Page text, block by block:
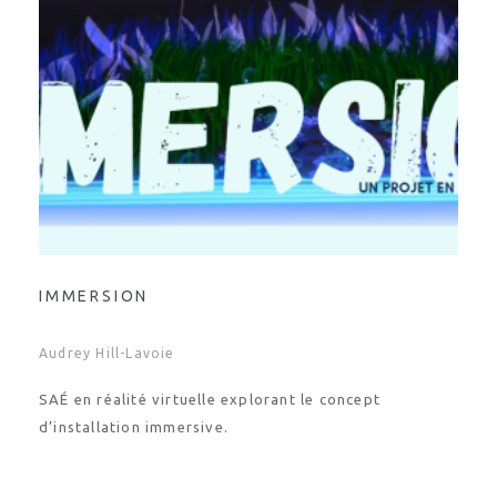
IMMERSION
Audrey Hill-Lavoie
SAÉ en réalité virtuelle explorant le concept
d’installation immersive.